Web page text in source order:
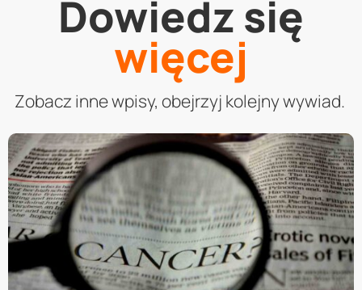
Dowiedz się
więcej
Zobacz inne wpisy, obejrzyj kolejny wywiad.